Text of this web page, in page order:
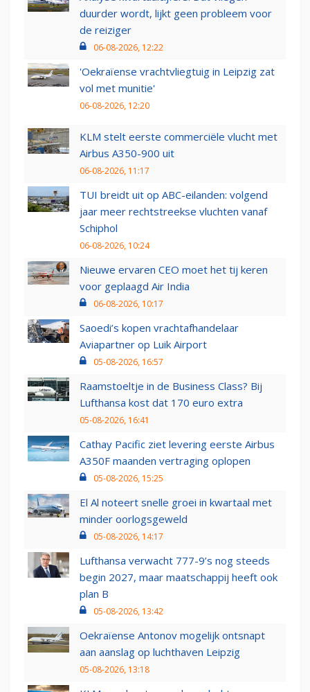
duurder wordt, lijkt geen probleem voor
de reiziger
06-08-2026, 12:22
'Oekraïense vrachtvliegtuig in Leipzig zat
vol met munitie'
06-08-2026, 12:20
KLM stelt eerste commerciële vlucht met
Airbus A350-900 uit
06-08-2026, 11:17
TUI breidt uit op ABC-eilanden: volgend
jaar meer rechtstreekse vluchten vanaf
Schiphol
06-08-2026, 10:24
Nieuwe ervaren CEO moet het tij keren
voor geplaagd Air India
06-08-2026, 10:17
Saoedi’s kopen vrachtafhandelaar
Aviapartner op Luik Airport
05-08-2026, 16:57
Raamstoeltje in de Business Class? Bij
Lufthansa kost dat 170 euro extra
05-08-2026, 16:41
Cathay Pacific ziet levering eerste Airbus
A350F maanden vertraging oplopen
05-08-2026, 15:25
El Al noteert snelle groei in kwartaal met
minder oorlogsgeweld
05-08-2026, 14:17
Lufthansa verwacht 777-9’s nog steeds
begin 2027, maar maatschappij heeft ook
plan B
05-08-2026, 13:42
Oekraïense Antonov mogelijk ontsnapt
aan aanslag op luchthaven Leipzig
05-08-2026, 13:18